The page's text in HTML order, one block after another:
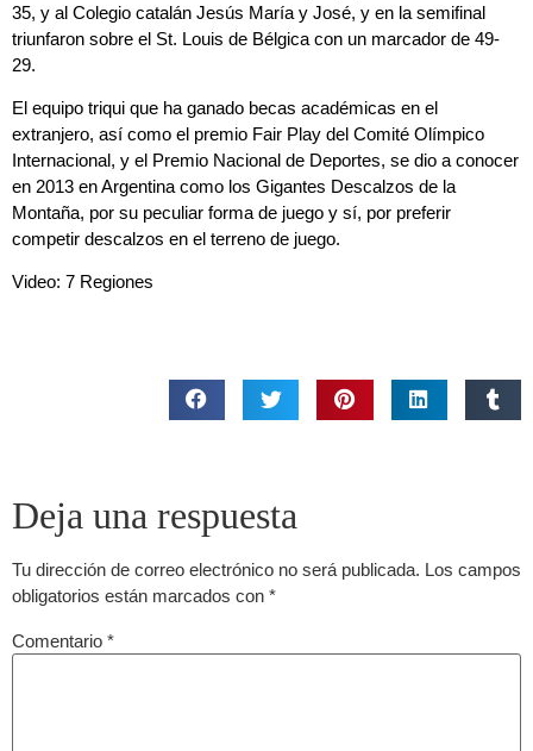
35, y al Colegio catalán Jesús María y José, y en la semifinal
triunfaron sobre el St. Louis de Bélgica con un marcador de 49-
29.
El equipo triqui que ha ganado becas académicas en el
extranjero, así como el premio Fair Play del Comité Olímpico
Internacional, y el Premio Nacional de Deportes, se dio a conocer
en 2013 en Argentina como los Gigantes Descalzos de la
Montaña, por su peculiar forma de juego y sí, por preferir
competir descalzos en el terreno de juego.
Video: 7 Regiones
Deja una respuesta
Tu dirección de correo electrónico no será publicada. Los campos
obligatorios están marcados con *
Comentario *